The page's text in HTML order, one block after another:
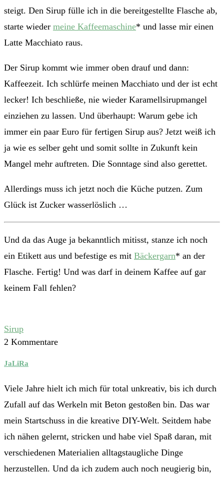
steigt. Den Sirup fülle ich in die bereitgestellte Flasche ab,
starte wieder meine Kaffeemaschine* und lasse mir einen
Latte Macchiato raus.
Der Sirup kommt wie immer oben drauf und dann:
Kaffeezeit. Ich schlürfe meinen Macchiato und der ist echt
lecker! Ich beschließe, nie wieder Karamellsirupmangel
einziehen zu lassen. Und überhaupt: Warum gebe ich
immer ein paar Euro für fertigen Sirup aus? Jetzt weiß ich
ja wie es selber geht und somit sollte in Zukunft kein
Mangel mehr auftreten. Die Sonntage sind also gerettet.
Allerdings muss ich jetzt noch die Küche putzen. Zum
Glück ist Zucker wasserlöslich …
Und da das Auge ja bekanntlich mitisst, stanze ich noch
ein Etikett aus und befestige es mit Bäckergarn* an der
Flasche. Fertig! Und was darf in deinem Kaffee auf gar
keinem Fall fehlen?
Sirup
2 Kommentare
JaLiRa
Viele Jahre hielt ich mich für total unkreativ, bis ich durch
Zufall auf das Werkeln mit Beton gestoßen bin. Das war
mein Startschuss in die kreative DIY-Welt. Seitdem habe
ich nähen gelernt, stricken und habe viel Spaß daran, mit
verschiedenen Materialien alltagstaugliche Dinge
herzustellen. Und da ich zudem auch noch neugierig bin,